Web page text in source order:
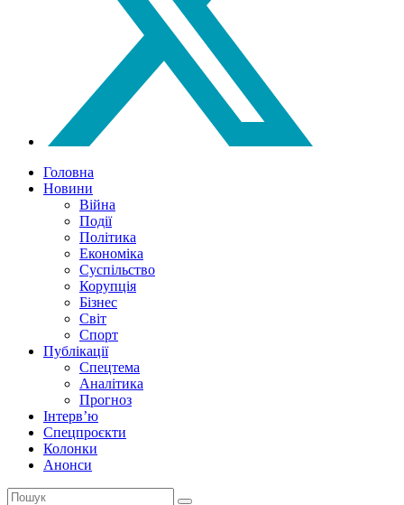
Головна
Новини
Війна
Події
Політика
Економіка
Суспільство
Корупція
Бізнес
Світ
Спорт
Публікації
Спецтема
Аналітика
Прогноз
Інтерв’ю
Спецпроєкти
Колонки
Анонси